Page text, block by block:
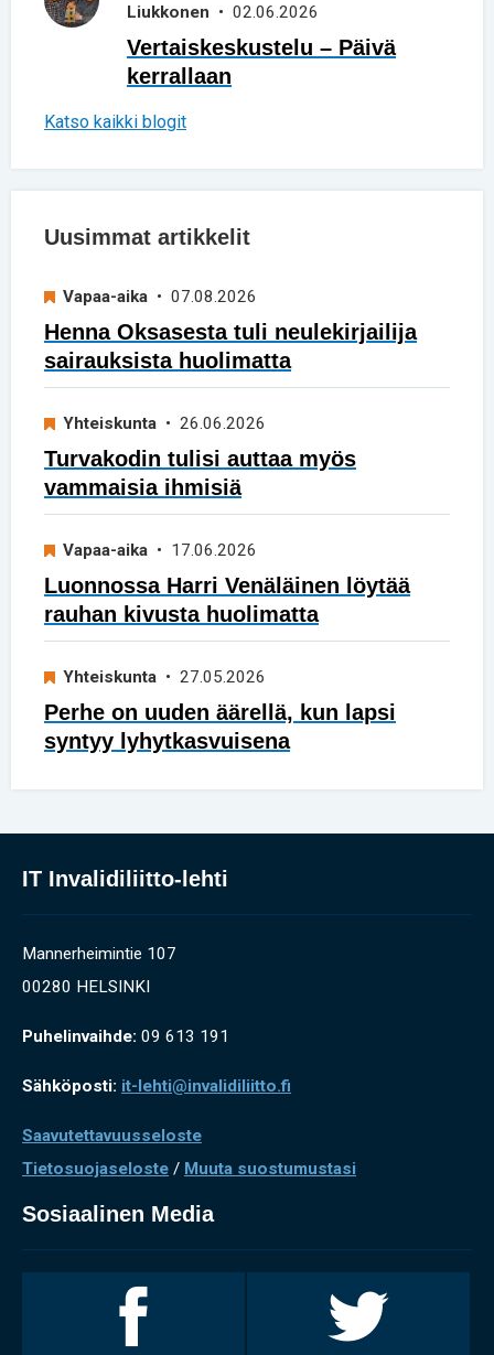
Liukkonen • 02.06.2026
Vertaiskeskustelu – Päivä
kerrallaan
Katso kaikki blogit
Uusimmat artikkelit
Vapaa-aika • 07.08.2026
Henna Oksasesta tuli neulekirjailija
sairauksista huolimatta
Yhteiskunta • 26.06.2026
Turvakodin tulisi auttaa myös
vammaisia ihmisiä
Vapaa-aika • 17.06.2026
Luonnossa Harri Venäläinen löytää
rauhan kivusta huolimatta
Yhteiskunta • 27.05.2026
Perhe on uuden äärellä, kun lapsi
syntyy lyhytkasvuisena
IT Invalidiliitto-lehti
Mannerheimintie 107
00280 HELSINKI
Puhelinvaihde: 09 613 191
Sähköposti: it-lehti@invalidiliitto.fi
Saavutettavuusseloste
Tietosuojaseloste / Muuta suostumustasi
Sosiaalinen Media
Facebookissa
Twitterissä